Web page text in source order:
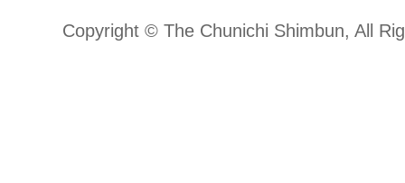
Copyright © The Chunichi Shimbun, All